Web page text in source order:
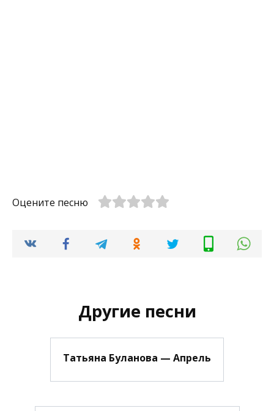
Оцените песню
Другие песни
Татьяна Буланова — Апрель